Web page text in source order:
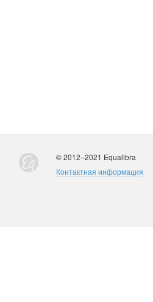
© 2012–2021 Equalibra
Контактная информация